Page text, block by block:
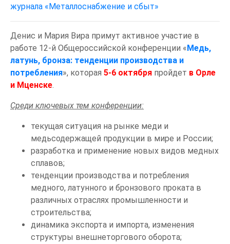
журнала «Металлоснабжение и сбыт»
Денис и Мария Вира примут активное участие в
работе 12-й Общероссийской конференции «Медь,
латунь, бронза: тенденции производства и
потребления», которая 5-6 октября пройдет в Орле
и Мценске.
Среди ключевых тем конференции:
текущая ситуация на рынке меди и
медьсодержащей продукции в мире и России;
разработка и применение новых видов медных
сплавов;
тенденции производства и потребления
медного, латунного и бронзового проката в
различных отраслях промышленности и
строительства;
динамика экспорта и импорта, изменения
структуры внешнеторгового оборота;